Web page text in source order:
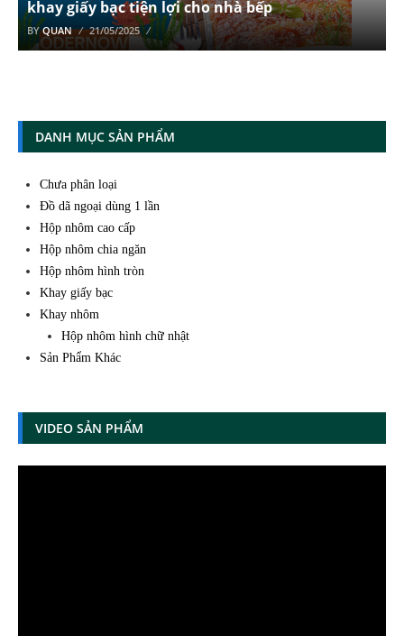
khay giấy bạc tiện lợi cho nhà bếp
BYQUAN 21/05/2025
DANH MỤC SẢN PHẨM
Chưa phân loại
Đồ dã ngoại dùng 1 lần
Hộp nhôm cao cấp
Hộp nhôm chia ngăn
Hộp nhôm hình tròn
Khay giấy bạc
Khay nhôm
Hộp nhôm hình chữ nhật
Sản Phẩm Khác
VIDEO SẢN PHẨM